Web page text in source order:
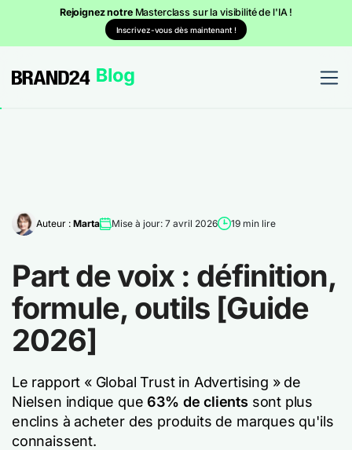
Rejoignez notre Masterclass sur la visibilité de l'IA !
Inscrivez-vous dès maintenant !
Auteur : Marta Mise à jour: 7 avril 2026 19 min lire
Part de voix : définition,
formule, outils [Guide
2026]
Le rapport « Global Trust in Advertising » de
Nielsen indique que 63% de clients sont plus
enclins à acheter des produits de marques qu'ils
connaissent.